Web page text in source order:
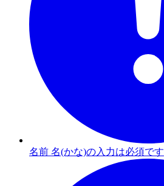
名前 名(かな)の入力は必須です